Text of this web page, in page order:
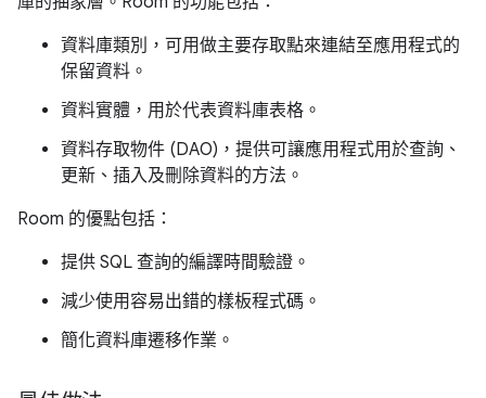
資料庫類別，可用做主要存取點來連結至應用程式的
保留資料。
資料實體，用於代表資料庫表格。
資料存取物件 (DAO)，提供可讓應用程式用於查詢、
更新、插入及刪除資料的方法。
Room 的優點包括：
提供 SQL 查詢的編譯時間驗證。
減少使用容易出錯的樣板程式碼。
簡化資料庫遷移作業。